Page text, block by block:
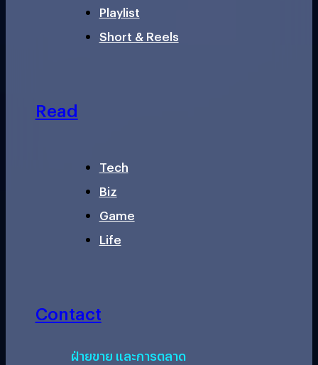
Playlist
Short & Reels
Read
Tech
Biz
Game
Life
Contact
ฝ่ายขาย และการตลาด